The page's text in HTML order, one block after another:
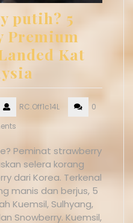
putih? 5
Premium
Kat
RC.Off1c14L
0
Peminat strawberry
selera korang
dari Korea. Terkenal
manis dan berjus, 5
Kuemsil, Sulhyang,
Snowberry. Kuemsil,